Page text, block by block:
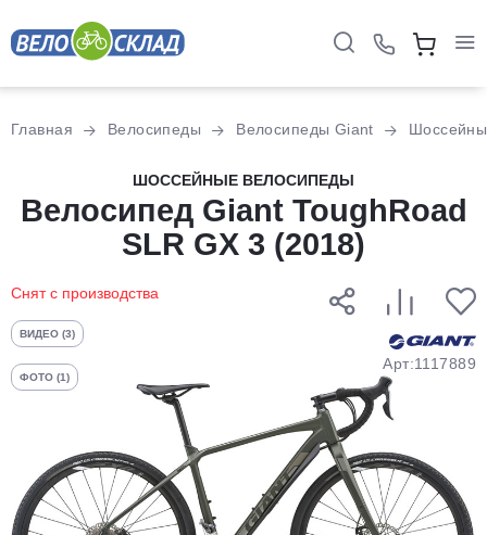
Главная Велосипеды Велосипеды Giant
ШОССЕЙНЫЕ ВЕЛОСИПЕДЫ
Велосипед Giant ToughRoad
SLR GX 3 (2018)
Снят с производства
ВИДЕО (3)
ФОТО (1)
Арт:1117889
Разбейте
оплатуна части
без переплат
График платежей
Добавляйте товары